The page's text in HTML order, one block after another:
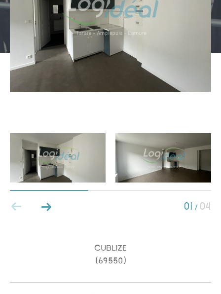
01 / 04
Cublize
(69550)
Type de bien
Budget
PIÈCES
2 4